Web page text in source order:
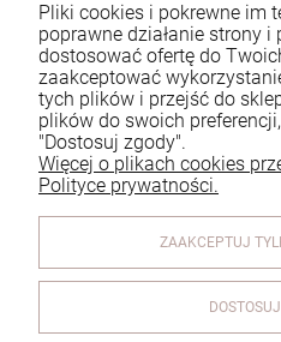
E-mail:
O
Pliki cookies i pokrewne im
poprawne działanie strony
dostosować ofertę do
zaakceptować
tych plików i przejść do
plików do swoich
"Dostosuj zgody".
Więcej o plikach cookies
Polityce prywatności.
ZAAKCEPTUJ